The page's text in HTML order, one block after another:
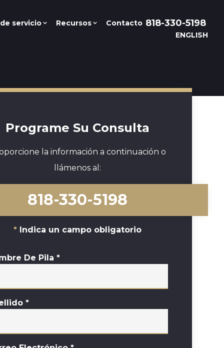
servicio Recursos Contacto 818-330-5198
ENGLISH
Programe Su Consulta
la información a continuación o
llámenos al:
818-330-5198
Indica un campo obligatorio
De Pila *
*